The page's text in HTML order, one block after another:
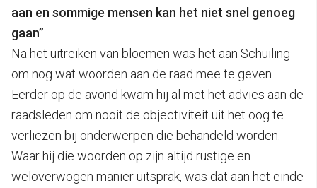
aan en sommige mensen kan het niet snel genoeg
gaan”
Na het uitreiken van bloemen was het aan Schuiling
om nog wat woorden aan de raad mee te geven.
Eerder op de avond kwam hij al met het advies aan de
raadsleden om nooit de objectiviteit uit het oog te
verliezen bij onderwerpen die behandeld worden.
Waar hij die woorden op zijn altijd rustige en
weloverwogen manier uitsprak, was dat aan het einde